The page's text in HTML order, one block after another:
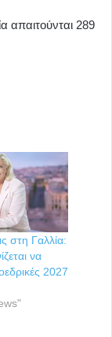
απαιτούνται 289
στη Γαλλία:
να
2027